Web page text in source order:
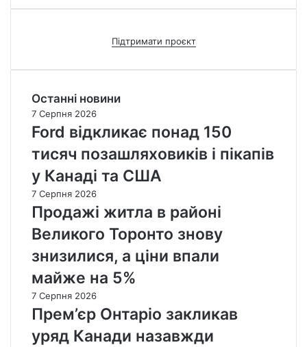
Підтримати проєкт
Останні новини
7 Серпня 2026
Ford відкликає понад 150
тисяч позашляховиків і пікапів
у Канаді та США
7 Серпня 2026
Продажі житла в районі
Великого Торонто знову
знизилися, а ціни впали
майже на 5%
7 Серпня 2026
Прем’єр Онтаріо закликав
уряд Канади назавжди